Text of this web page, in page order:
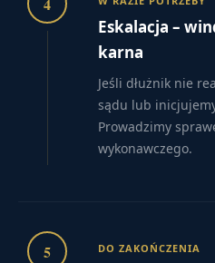
Eskalacja –
karna
Jeśli dłużnik nie
sądu lub
Prowadzimy
wykonawczego.
5 DO ZAKOŃCZENIA